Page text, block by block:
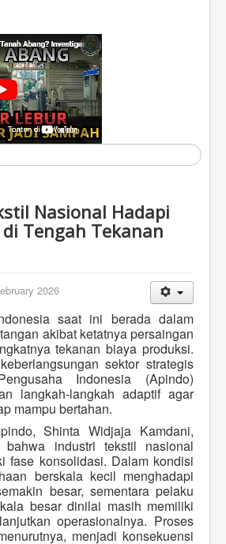
Nasional Hadapi
Tengah Tekanan
2026
saat ini berada dalam
akibat ketatnya persaingan
tekanan biaya produksi.
sektor strategis
Indonesia (Apindo)
langkah-langkah adaptif agar
mampu bertahan.
Shinta Widjaja Kamdani,
bahwa industri tekstil nasional
fase konsolidasi. Dalam kondisi
berskala kecil menghadapi
besar, sementara pelaku
besar dinilai masih memiliki
operasionalnya. Proses
menjadi konsekuensi